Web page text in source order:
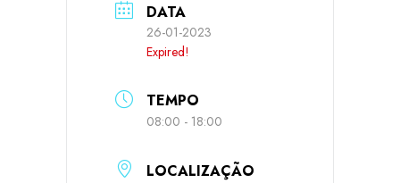
DATA
26-01-2023
Expired!
TEMPO
08:00 - 18:00
LOCALIZAÇÃO